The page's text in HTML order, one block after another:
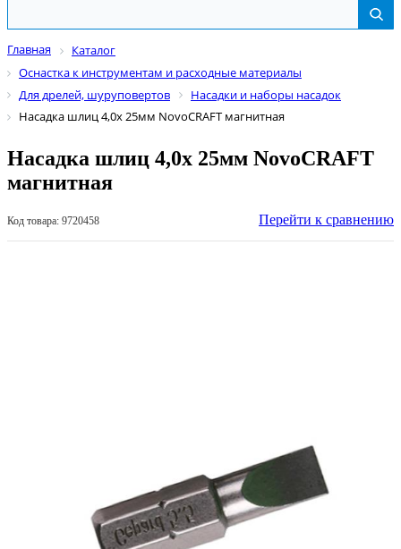
Главная
Каталог
Оснастка к инструментам и расходные материалы
Для дрелей, шуруповертов
Насадки и наборы насадок
Насадка шлиц 4,0х 25мм NovoCRAFT магнитная
Насадка шлиц 4,0х 25мм NovoCRAFT
магнитная
Код товара: 9720458 Перейти к сравнению